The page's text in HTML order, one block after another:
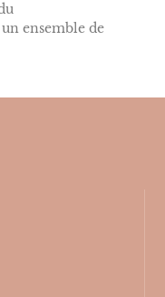
ensemble de